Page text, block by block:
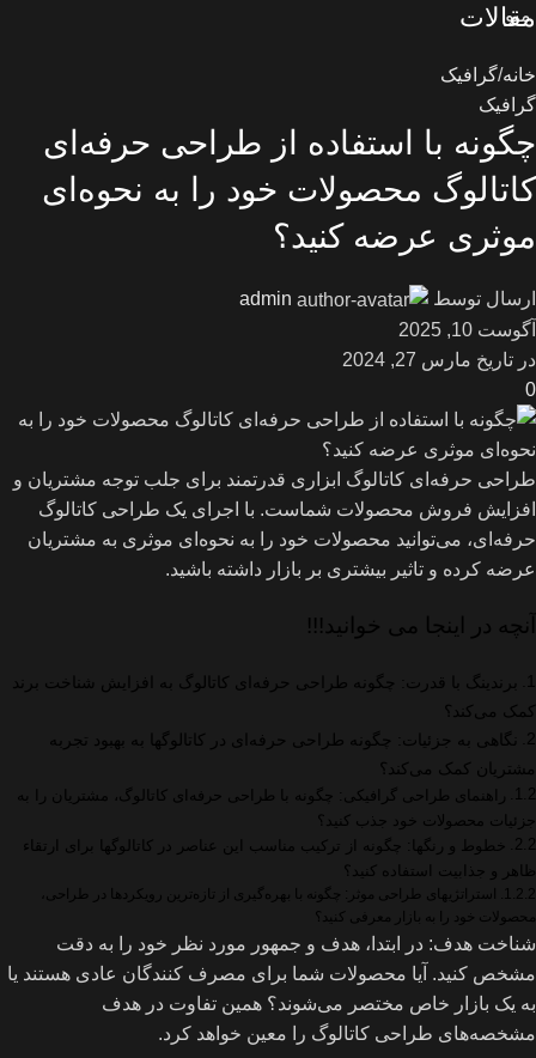
منو
مقالات
خانه گرافیک
گرافیک
چگونه با استفاده از طراحی حرفه‌ای
کاتالوگ محصولات خود را به نحوه‌ای
موثری عرضه کنید؟
ارسال توسط
admin
آگوست 10, 2025
در تاریخ مارس 27, 2024
0
طراحی حرفه‌ای کاتالوگ ابزاری قدرتمند برای جلب توجه مشتریان و
افزایش فروش محصولات شماست. با اجرای یک طراحی کاتالوگ
حرفه‌ای، می‌توانید محصولات خود را به نحوه‌ای موثری به مشتریان
عرضه کرده و تاثیر بیشتری بر بازار داشته باشید.
آنچه در اینجا می خوانید!!!
برندینگ با قدرت: چگونه طراحی حرفه‌ای کاتالوگ به افزایش شناخت برند
کمک می‌کند؟
نگاهی به جزئیات: چگونه طراحی حرفه‌ای در کاتالوگها به بهبود تجربه
مشتریان کمک می‌کند؟
راهنمای طراحی گرافیکی: چگونه با طراحی حرفه‌ای کاتالوگ، مشتریان را به
جزئیات محصولات خود جذب کنید؟
خطوط و رنگها: چگونه از ترکیب مناسب این عناصر در کاتالوگها برای ارتقاء
ظاهر و جذابیت استفاده کنید؟
استراتژیهای طراحی موثر: چگونه با بهره‌گیری از تازه‌ترین رویکردها در طراحی،
محصولات خود را به بازار معرفی کنید؟
شناخت هدف: در ابتدا، هدف و جمهور مورد نظر خود را به دقت
مشخص کنید. آیا محصولات شما برای مصرف کنندگان عادی هستند یا
به یک بازار خاص مختصر می‌شوند؟ همین تفاوت در هدف
مشخصه‌های طراحی کاتالوگ را معین خواهد کرد.